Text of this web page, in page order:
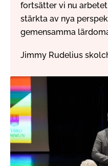
fortsätter vi nu
stärkta av nya
gemensamma
Jimmy Rudelius